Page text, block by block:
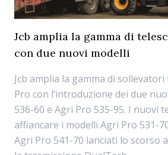
Jcb amplia la gamma di
con due nuovi modelli
Jcb amplia la gamma di
Pro con l’introduzione dei due
536-60 e Agri Pro 535-95. I nuovi
affiancare i modelli Agri Pro 531-
Agri Pro 541-70 lanciati lo scorso